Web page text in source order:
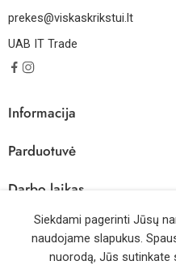
prekes@viskaskrikstui.lt
UAB IT Trade
Informacija
Parduotuvė
Darbo laikas
© 2026 – Visos teisės
Siekdami pagerinti Jūsų
naudojame slapukus.
nuorodą, Jūs sutinkate